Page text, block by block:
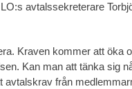
avtalssekreterare
Kraven kommer att öka
Kan man att tänka sig
från